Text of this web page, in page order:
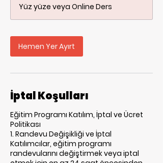
Yüz yüze veya Online Ders
Hemen Yer Ayırt
İptal Koşulları
Eğitim Programı Katılım, İptal ve Ücret
Politikası
1. Randevu Değişikliği ve İptal
Katılımcılar, eğitim programı
randevularını değiştirmek veya iptal